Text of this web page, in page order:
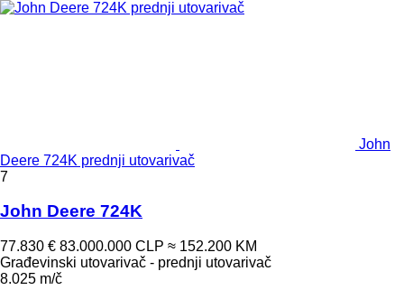
John
Deere 724K prednji utovarivač
7
John Deere 724K
77.830 € 83.000.000 CLP ≈ 152.200 KM
Građevinski utovarivač - prednji utovarivač
8.025 m/č